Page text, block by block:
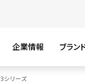
企業情報 ブラン
シリーズ